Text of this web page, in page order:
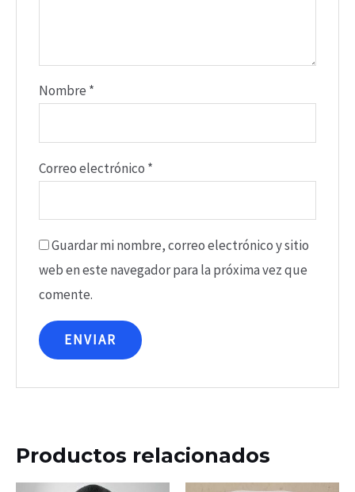
Nombre *
Correo electrónico *
Guardar mi nombre, correo electrónico y sitio
web en este navegador para la próxima vez que
comente.
Productos relacionados